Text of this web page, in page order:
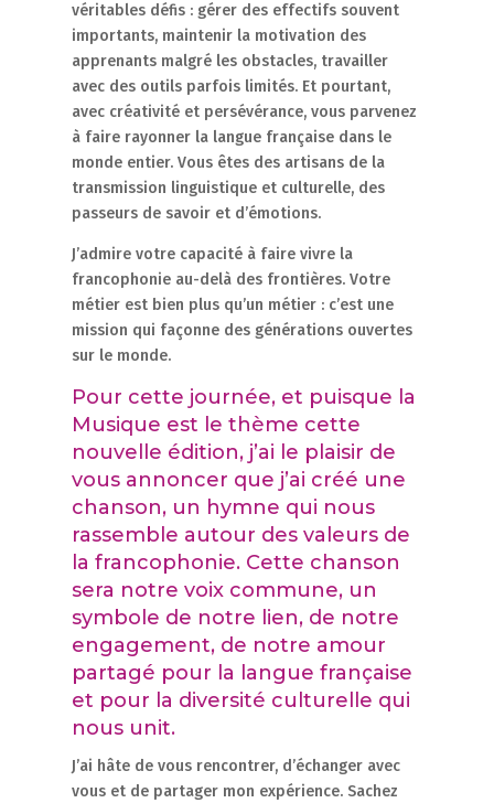
véritables défis : gérer des effectifs souvent
importants, maintenir la motivation des
apprenants malgré les obstacles, travailler
avec des outils parfois limités. Et pourtant,
avec créativité et persévérance, vous parvenez
à faire rayonner la langue française dans le
monde entier. Vous êtes des artisans de la
transmission linguistique et culturelle, des
passeurs de savoir et d’émotions.
J’admire votre capacité à faire vivre la
francophonie au-delà des frontières. Votre
métier est bien plus qu’un métier : c’est une
mission qui façonne des générations ouvertes
sur le monde.
Pour cette journée, et puisque la
Musique est le thème cette
nouvelle édition, j’ai le plaisir de
vous annoncer que j’ai créé une
chanson, un hymne qui nous
rassemble autour des valeurs de
la francophonie. Cette chanson
sera notre voix commune, un
symbole de notre lien, de notre
engagement, de notre amour
partagé pour la langue française
et pour la diversité culturelle qui
nous unit.
J’ai hâte de vous rencontrer, d’échanger avec
vous et de partager mon expérience. Sachez